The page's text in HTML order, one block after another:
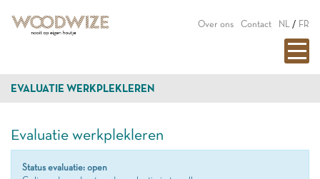
Over ons Contact NL / FR
EVALUATIE WERKPLEKLEREN
Evaluatie werkplekleren
Status evaluatie: open